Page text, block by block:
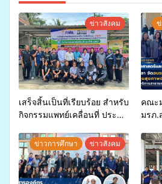
ข่าวสังคม
เสร็จสิ้นเป็นที่เรียบร้อย สำหรับ
กิจกรรมแพทย์เคลื่อนที่ ประจำ
สุขภาพแก่ประชาชนในพื้นที่
อำเภอจะนะ
คณะ
มรภ.
จ่าย
รอง
ส่งผู้
บริก
ข่าวการศึกษา ข่าวสังคม